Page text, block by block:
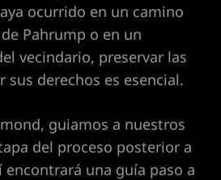
ocurrido en un camino
Pahrump o en un
vecindario, preservar las
sus derechos es esencial.
guiamos a nuestros
del proceso posterior a
encontrará una guía paso a